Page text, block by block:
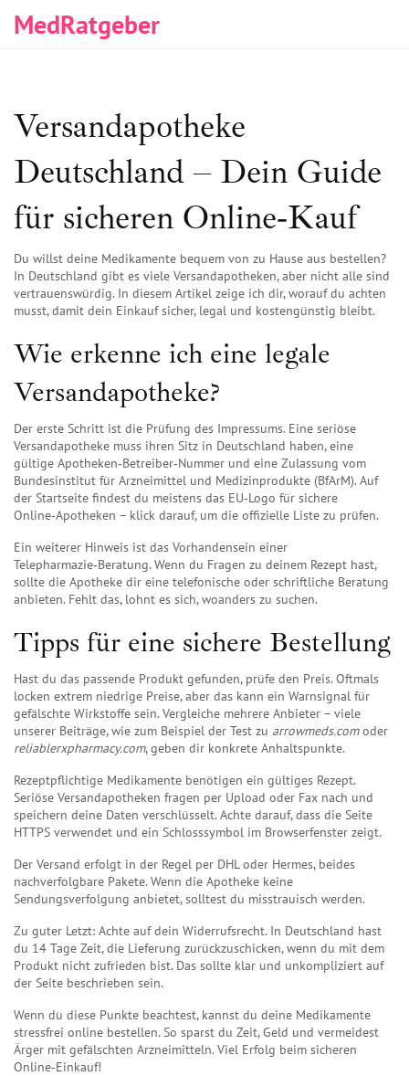
MedRatgeber
Versandapotheke
Deutschland – Dein Guide
für sicheren Online‑Kauf
Du willst deine Medikamente bequem von zu Hause aus bestellen?
In Deutschland gibt es viele Versandapotheken, aber nicht alle sind
vertrauenswürdig. In diesem Artikel zeige ich dir, worauf du achten
musst, damit dein Einkauf sicher, legal und kostengünstig bleibt.
Wie erkenne ich eine legale
Versandapotheke?
Der erste Schritt ist die Prüfung des Impressums. Eine seriöse
Versandapotheke muss ihren Sitz in Deutschland haben, eine
gültige Apotheken‑Betreiber‑Nummer und eine Zulassung vom
Bundesinstitut für Arzneimittel und Medizinprodukte (BfArM). Auf
der Startseite findest du meistens das EU‑Logo für sichere
Online‑Apotheken – klick darauf, um die offizielle Liste zu prüfen.
Ein weiterer Hinweis ist das Vorhandensein einer
Telepharmazie‑Beratung. Wenn du Fragen zu deinem Rezept hast,
sollte die Apotheke dir eine telefonische oder schriftliche Beratung
anbieten. Fehlt das, lohnt es sich, woanders zu suchen.
Tipps für eine sichere Bestellung
Hast du das passende Produkt gefunden, prüfe den Preis. Oftmals
locken extrem niedrige Preise, aber das kann ein Warnsignal für
gefälschte Wirkstoffe sein. Vergleiche mehrere Anbieter – viele
unserer Beiträge, wie zum Beispiel der Test zu arrowmeds.comoder
reliablerxpharmacy.com, geben dir konkrete Anhaltspunkte.
Rezeptpflichtige Medikamente benötigen ein gültiges Rezept.
Seriöse Versandapotheken fragen per Upload oder Fax nach und
speichern deine Daten verschlüsselt. Achte darauf, dass die Seite
HTTPS verwendet und ein Schlosssymbol im Browserfenster zeigt.
Der Versand erfolgt in der Regel per DHL oder Hermes, beides
nachverfolgbare Pakete. Wenn die Apotheke keine
Sendungsverfolgung anbietet, solltest du misstrauisch werden.
Zu guter Letzt: Achte auf dein Widerrufsrecht. In Deutschland hast
du 14 Tage Zeit, die Lieferung zurückzuschicken, wenn du mit dem
Produkt nicht zufrieden bist. Das sollte klar und unkompliziert auf
der Seite beschrieben sein.
Wenn du diese Punkte beachtest, kannst du deine Medikamente
stressfrei online bestellen. So sparst du Zeit, Geld und vermeidest
Ärger mit gefälschten Arzneimitteln. Viel Erfolg beim sicheren
Online‑Einkauf!